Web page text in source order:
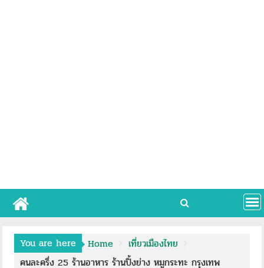
You are here Home
เที่ยวเมืองไทย
คนละครึ่ง 25 ร้านอาหาร ร้านปิ้งย่าง หมูกระทะ กรุงเทพ